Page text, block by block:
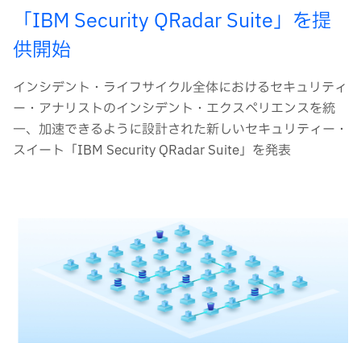
「IBM Security QRadar Suite」を提
供開始
インシデント・ライフサイクル全体におけるセキュリティ
ー・アナリストのインシデント・エクスペリエンスを統
一、加速できるように設計された新しいセキュリティー・
スイート「IBM Security QRadar Suite」を発表